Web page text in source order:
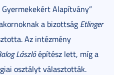
Alapítvány”
a bizottság Etlinger
Az intézmény
Lászlóépítész lett, míg a
osztályt választották.